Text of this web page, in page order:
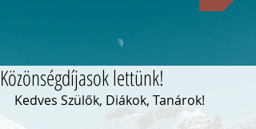
Közönségdíjasok lettünk!
Kedves Szülők, Diákok, Tanárok!